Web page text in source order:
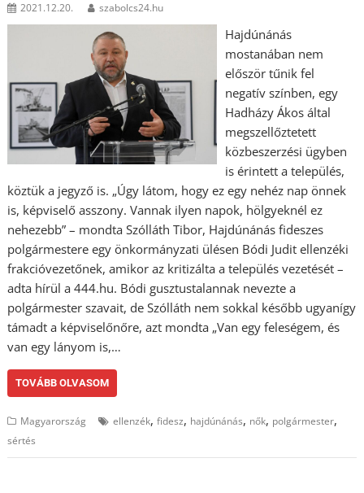
2021.12.20. szabolcs24.hu
Hajdúnánás
mostanában nem
először tűnik fel
negatív színben, egy
Hadházy Ákos által
megszellőztetett
közbeszerzési ügyben
is érintett a település,
köztük a jegyző is. „Úgy látom, hogy ez egy nehéz nap önnek
is, képviselő asszony. Vannak ilyen napok, hölgyeknél ez
nehezebb” – mondta Szólláth Tibor, Hajdúnánás fideszes
polgármestere egy önkormányzati ülésen Bódi Judit ellenzéki
frakcióvezetőnek, amikor az kritizálta a település vezetését –
adta hírül a 444.hu. Bódi gusztustalannak nevezte a
polgármester szavait, de Szólláth nem sokkal később ugyanígy
támadt a képviselőnőre, azt mondta „Van egy feleségem, és
van egy lányom is,…
TOVÁBB OLVASOM
Magyarország ellenzék,fidesz, hajdúnánás, nők, polgármester,
sértés